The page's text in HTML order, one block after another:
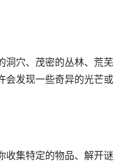
洞穴、茂密的丛林、荒芜
会发现一些奇异的光芒或
收集特定的物品、解开谜